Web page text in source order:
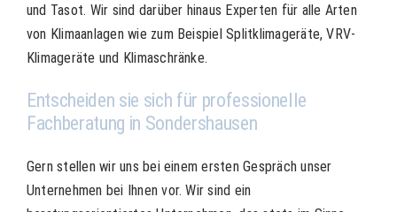
und Tasot. Wir sind darüber hinaus Experten für alle Arten
von Klimaanlagen wie zum Beispiel Splitklimageräte, VRV-
Klimageräte und Klimaschränke.
Entscheiden sie sich für professionelle
Fachberatung in Sondershausen
Gern stellen wir uns bei einem ersten Gespräch unser
Unternehmen bei Ihnen vor. Wir sind ein